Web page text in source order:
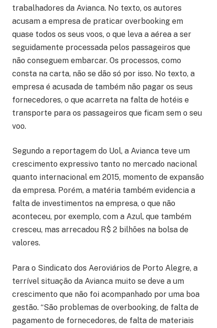
trabalhadores da Avianca. No texto, os autores
acusam a empresa de praticar overbooking em
quase todos os seus voos, o que leva a aérea a ser
seguidamente processada pelos passageiros que
não conseguem embarcar. Os processos, como
consta na carta, não se dão só por isso. No texto, a
empresa é acusada de também não pagar os seus
fornecedores, o que acarreta na falta de hotéis e
transporte para os passageiros que ficam sem o seu
voo.
Segundo a reportagem do Uol, a Avianca teve um
crescimento expressivo tanto no mercado nacional
quanto internacional em 2015, momento de expansão
da empresa. Porém, a matéria também evidencia a
falta de investimentos na empresa, o que não
aconteceu, por exemplo, com a Azul, que também
cresceu, mas arrecadou R$ 2 bilhões na bolsa de
valores.
Para o Sindicato dos Aeroviários de Porto Alegre, a
terrível situação da Avianca muito se deve a um
crescimento que não foi acompanhado por uma boa
gestão. “São problemas de overbooking, de falta de
pagamento de fornecedores, de falta de materiais